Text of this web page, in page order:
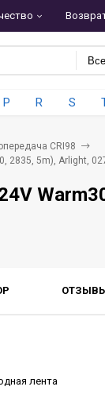
P R S
CRI98
2835, 5m), Arlight,
лента